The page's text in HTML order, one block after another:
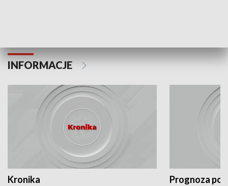
INFORMACJE
Kronika Prognoza